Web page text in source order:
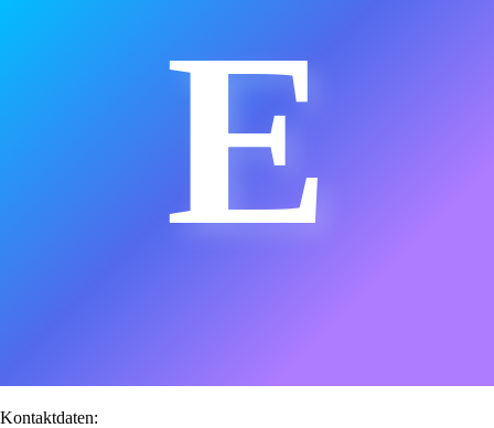
E
Kontaktdaten: